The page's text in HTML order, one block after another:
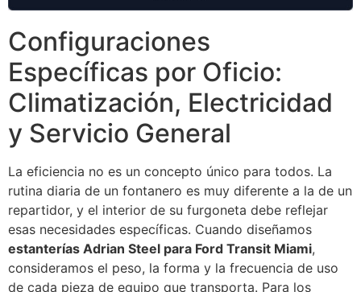
Configuraciones
Específicas por Oficio:
Climatización, Electricidad
y Servicio General
La eficiencia no es un concepto único para todos. La
rutina diaria de un fontanero es muy diferente a la de un
repartidor, y el interior de su furgoneta debe reflejar
esas necesidades específicas. Cuando diseñamos
estanterías Adrian Steel para Ford Transit Miami,
consideramos el peso, la forma y la frecuencia de uso
de cada pieza de equipo que transporta. Para los